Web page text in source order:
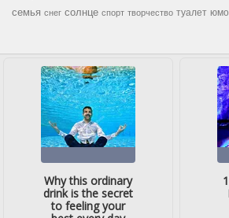
семья снег солнце спорт творчество туалет